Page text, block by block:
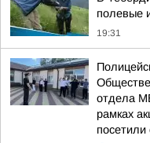
полевые
19:31
отдела
рамках